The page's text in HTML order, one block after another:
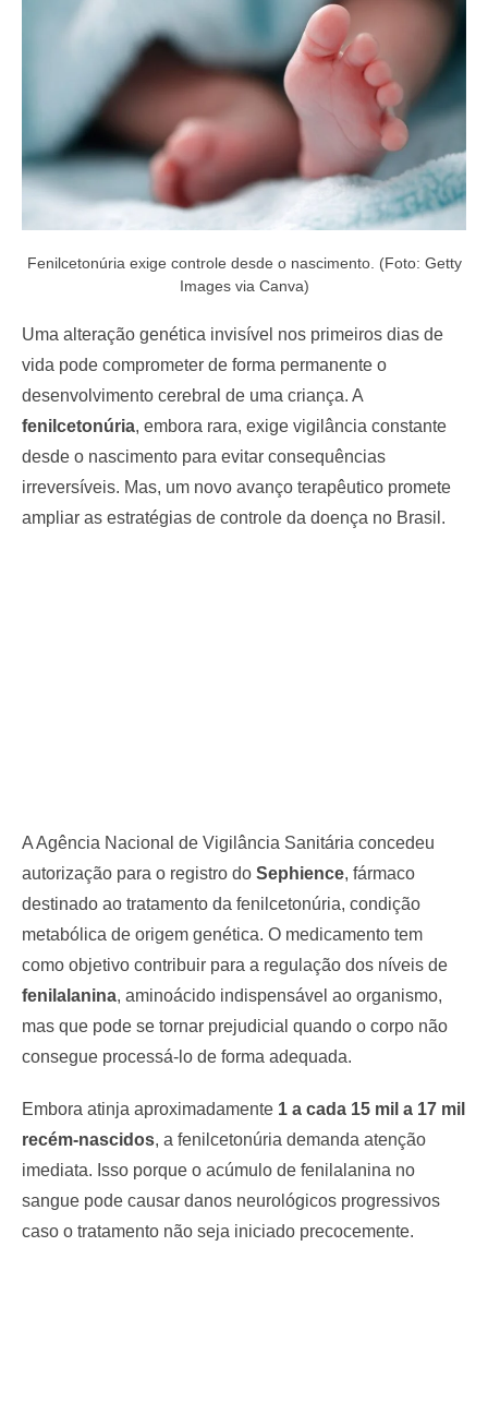
n
Fenilcetonúria exige controle desde o nascimento. (Foto: Getty
Images via Canva)
Uma alteração genética invisível nos primeiros dias de
vida pode comprometer de forma permanente o
desenvolvimento cerebral de uma criança. A
fenilcetonúria, embora rara, exige vigilância constante
desde o nascimento para evitar consequências
irreversíveis. Mas, um novo avanço terapêutico promete
ampliar as estratégias de controle da doença no Brasil.
A Agência Nacional de Vigilância Sanitária concedeu
autorização para o registro do Sephience, fármaco
destinado ao tratamento da fenilcetonúria, condição
metabólica de origem genética. O medicamento tem
como objetivo contribuir para a regulação dos níveis de
fenilalanina, aminoácido indispensável ao organismo,
mas que pode se tornar prejudicial quando o corpo não
consegue processá-lo de forma adequada.
Embora atinja aproximadamente 1 a cada 15 mil a 17 mil
recém-nascidos, a fenilcetonúria demanda atenção
imediata. Isso porque o acúmulo de fenilalanina no
sangue pode causar danos neurológicos progressivos
caso o tratamento não seja iniciado precocemente.